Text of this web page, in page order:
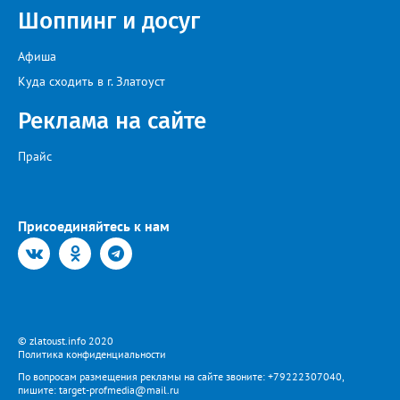
бензина и объёмы его продаж, а также обеспечить
бесперебойное снабжение горючим пожарных, скорых и
общественного транспорта.
Шоппинг и досуг
Афиша
Куда сходить в г. Златоуст
Реклама на сайте
Прайс
Присоединяйтесь к нам
© zlatoust.info 2020
Политика конфиденциальности
По вопросам размещения рекламы на сайте звоните: +79222307040,
пишите: target-profmedia@mail.ru